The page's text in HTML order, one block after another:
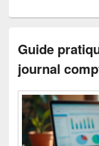
Guide
journal